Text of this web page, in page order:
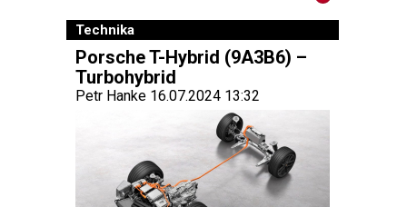
Technika
Porsche T-Hybrid (9A3B6) –
Turbohybrid
Petr Hanke 16.07.2024 13:32